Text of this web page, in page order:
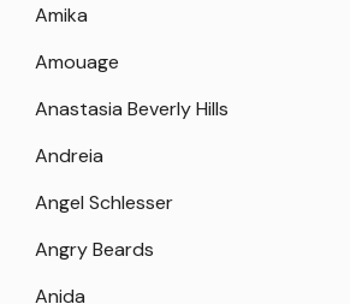
Amika
Amouage
Anastasia Beverly Hills
Andreia
Angel Schlesser
Angry Beards
Anida